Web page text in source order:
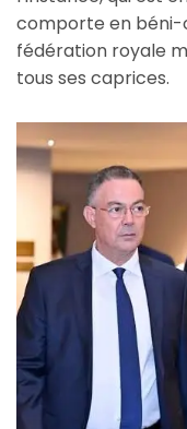
comporte en béni-
fédération royale
tous ses caprices.